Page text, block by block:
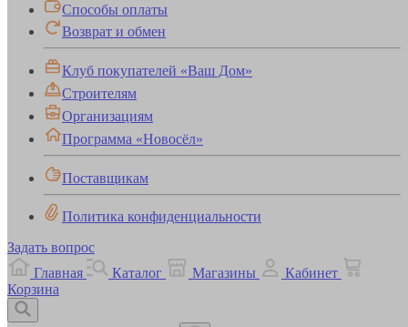
Способы оплаты
Возврат и обмен
Клуб покупателей «Ваш Дом»
Строителям
Организациям
Программа «Новосёл»
Поставщикам
Политика конфиденциальности
Задать вопрос
Главная
Каталог Магазины
Кабинет
Корзина